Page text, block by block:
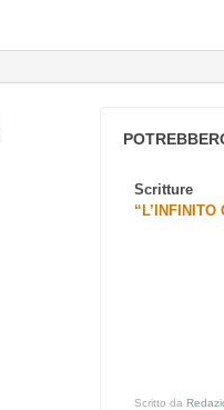
Scritture
Scritto da